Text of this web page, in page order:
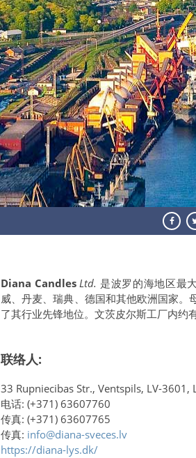
Diana Candles Ltd. 是波罗的海地区最
威、丹麦、瑞典、德国和其他欧洲国家
了其行业先锋地位。文茨皮尔斯工厂内约
联络人:
33 Rupniecibas Str., Ventspils, LV-3601,
电话: (+371) 63607760
传真: (+371) 63607765
传真: info@diana-sveces.lv
https://diana-lys.dk/